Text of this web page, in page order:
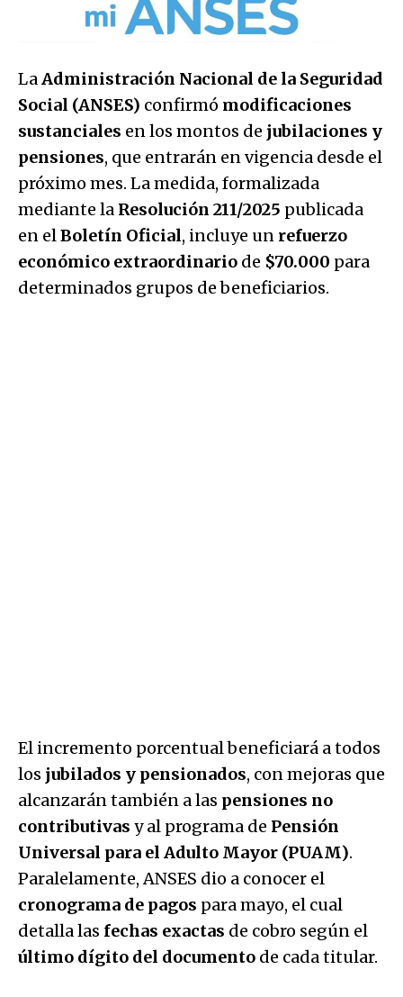
LaAdministración Nacional de la Seguridad
Social (ANSES) confirmó modificaciones
sustanciales en los montos de jubilaciones y
pensiones, que entrarán en vigencia desde el
próximo mes. La medida, formalizada
mediante la Resolución 211/2025 publicada
en elBoletín Oficial, incluye un refuerzo
económico extraordinario de $70.000 para
determinados grupos de beneficiarios.
El incremento porcentual beneficiará a todos
los jubilados y pensionados, con mejoras que
alcanzarán también a las pensiones no
contributivas y al programa de Pensión
Universal para el Adulto Mayor (PUAM).
Paralelamente, ANSES dio a conocer el
cronograma de pagos para mayo, el cual
detalla las fechas exactas de cobro según el
último dígito del documento de cada titular.